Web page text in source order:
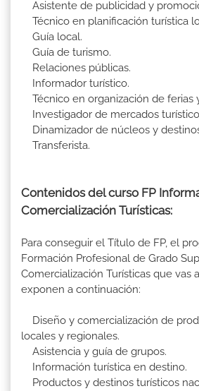
Asistente de publicidad y
Técnico en planificación turística
Guía local.
Guía de turismo.
Relaciones públicas.
Informador turístico.
Técnico en organización de ferias
Investigador de mercados
Dinamizador de núcleos y
Transferista.
Contenidos del curso FP
Comercialización Turísticas:
Para conseguir el Título de FP, el
Formación Profesional de Grado
Comercialización Turísticas que vas
exponen a continuación:
Diseño y comercialización de
locales y regionales.
Asistencia y guía de grupos.
Información turística en destino.
Productos y destinos turísticos